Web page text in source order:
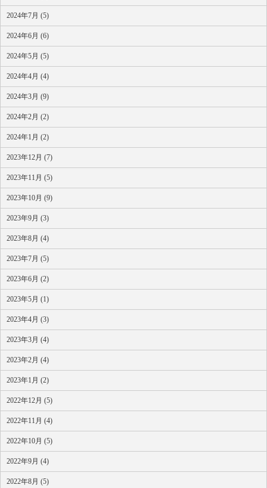
2024年7月 (5)
2024年6月 (6)
2024年5月 (5)
2024年4月 (4)
2024年3月 (9)
2024年2月 (2)
2024年1月 (2)
2023年12月 (7)
2023年11月 (5)
2023年10月 (9)
2023年9月 (3)
2023年8月 (4)
2023年7月 (5)
2023年6月 (2)
2023年5月 (1)
2023年4月 (3)
2023年3月 (4)
2023年2月 (4)
2023年1月 (2)
2022年12月 (5)
2022年11月 (4)
2022年10月 (5)
2022年9月 (4)
2022年8月 (5)